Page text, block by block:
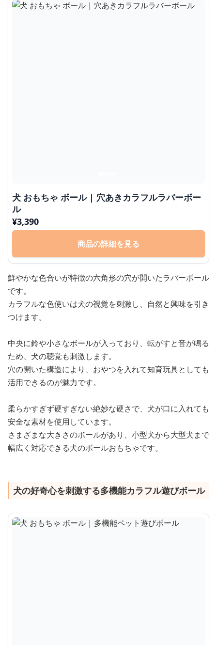
犬 おもちゃ ボール | 穴あきカラフルラバーボー
ル
¥3,390
商品の詳細を見る
鮮やかな色合いが特徴の六角形の穴が開いたラバーボール
です。
カラフルな色使いは犬の視覚を刺激し、自然と興味を引き
つけます。
中央に鈴や小さなボールが入っており、転がすと音が鳴る
ため、犬の聴覚も刺激します。
穴の開いた構造により、おやつを入れて知育玩具としても
活用できるのが魅力です。
柔らかすぎず硬すぎない絶妙な硬さで、犬が口に入れても
安全な素材を使用しています。
さまざまな大きさのボールがあり、小型犬から大型犬まで
幅広く対応できる犬のボールおもちゃです。
犬の好奇心を刺激する多機能カラフル遊びボール